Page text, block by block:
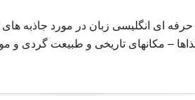
حرفه ای انگلیسی زبان در مورد جاذبه
– مکانهای تاریخی و طبیعت گردی و